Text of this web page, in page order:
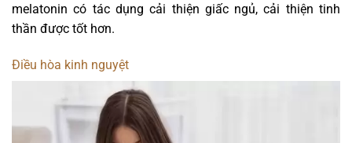
melatonin có tác dụng cải thiện giấc ngủ, cải thiện tinh
thần được tốt hơn.
Điều hòa kinh nguyệt